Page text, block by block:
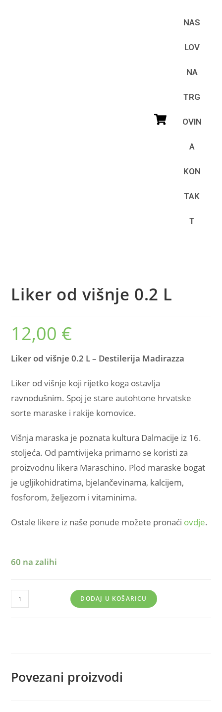
NAS
LOV
NA
TRG
OVIN
A
KON
TAK
T
Liker od višnje 0.2 L
12,00 €
Liker od višnje 0.2 L – Destilerija Madirazza
Liker od višnje koji rijetko koga ostavlja
ravnodušnim. Spoj je stare autohtone hrvatske
sorte maraske i rakije komovice.
Višnja maraska je poznata kultura Dalmacije iz 16.
stoljeća. Od pamtivijeka primarno se koristi za
proizvodnu likera Maraschino. Plod maraske bogat
je ugljikohidratima, bjelančevinama, kalcijem,
fosforom, željezom i vitaminima.
Ostale likere iz naše ponude možete pronaći ovdje.
60 na zalihi
DODAJ U KOŠARICU
Povezani proizvodi